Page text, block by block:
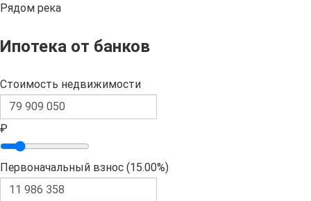
Рядом река
Ипотека от банков
Стоимость недвижимости
₽
Первоначальный взнос (15.00%)